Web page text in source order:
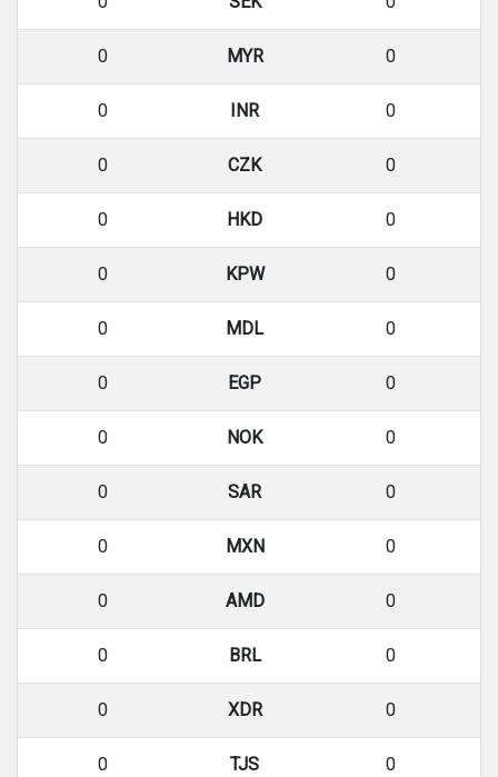
0 MYR 0
0 INR 0
0 CZK 0
0 HKD 0
0 KPW 0
0 MDL 0
0 EGP 0
0 NOK 0
0 SAR 0
0 MXN 0
0 AMD 0
0 BRL 0
0 XDR 0
0 TJS 0